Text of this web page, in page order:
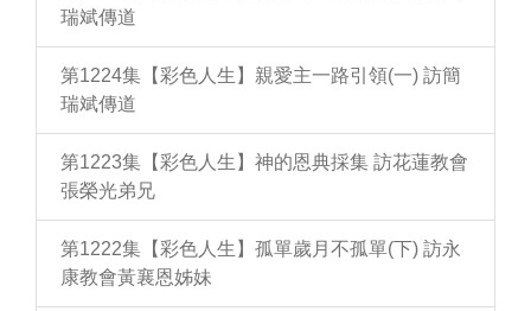
瑞斌傳道
第1224集【彩色人生】親愛主一路引領(一) 訪簡
瑞斌傳道
第1223集【彩色人生】神的恩典採集 訪花蓮教會
張榮光弟兄
第1222集【彩色人生】孤單歲月不孤單(下) 訪永
康教會黃襄恩姊妹